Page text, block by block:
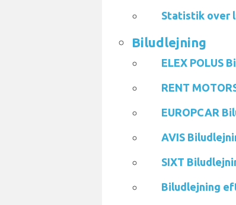
Statistik over
Biludlejning
ELEX POLUS
RENT
EUROPCAR
AVIS
SIXT
Biludlejning